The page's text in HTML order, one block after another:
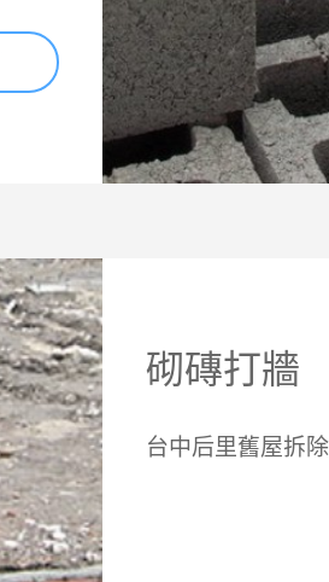
砌磚打牆
台中后里舊屋拆